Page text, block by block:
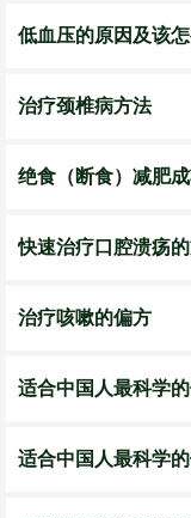
低血压的原因及该
治疗颈椎病方法
绝食（断食）减肥
快速治疗口腔溃疡
治疗咳嗽的偏方
适合中国人最科学
适合中国人最科学